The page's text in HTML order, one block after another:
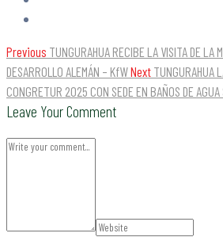
Previous TUNGURAHUA RECIBE LA VISITA DE LA
DESARROLLO ALEMÁN – KfWNext TUNGURAHUA
CONGRETUR 2025 CON SEDE EN BAÑOS DE AGUA
Leave Your Comment